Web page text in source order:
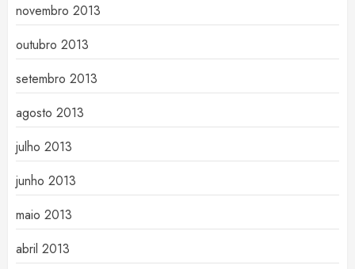
novembro 2013
outubro 2013
setembro 2013
agosto 2013
julho 2013
junho 2013
maio 2013
abril 2013